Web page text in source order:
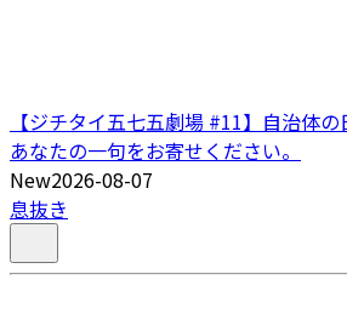
【ジチタイ五七五劇場 #11】自治体
あなたの一句をお寄せください。
New2026-08-07
息抜き